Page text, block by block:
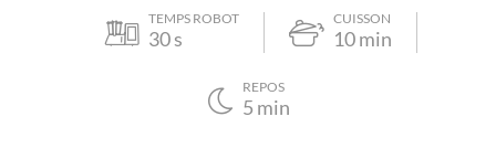
TEMPS ROBOT
30s
CUISSON
10min
REPOS
5 min